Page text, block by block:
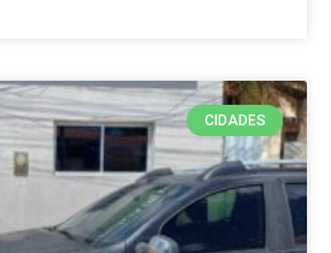
CIDADES